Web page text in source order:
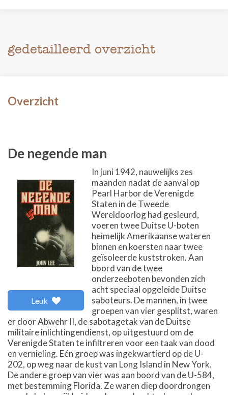
gedetailleerd overzicht
Overzicht
De negende man
Leuk
In juni 1942, nauwelijks zes
maanden nadat de aanval op
Pearl Harbor de Verenigde
Staten in de Tweede
Wereldoorlog had gesleurd,
voeren twee Duitse U-boten
heimelijk Amerikaanse wateren
binnen en koersten naar twee
geïsoleerde kuststroken. Aan
boord van de twee
onderzeeboten bevonden zich
acht speciaal opgeleide Duitse
saboteurs. De mannen, in twee
groepen van vier gesplitst, waren
er door Abwehr II, de sabotagetak van de Duitse
militaire inlichtingendienst, op uitgestuurd om de
Verenigde Staten te infiltreren voor een taak van dood
en vernieling. Eén groep was ingekwartierd op de U-
202, op weg naar de kust van Long Island in New York.
De andere groep van vier was aan boord van de U-584,
met bestemming Florida. Ze waren diep doordrongen